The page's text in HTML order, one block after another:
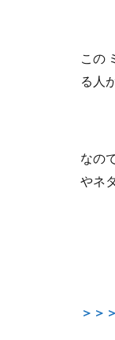
この
る人
なの
やネ
＞＞